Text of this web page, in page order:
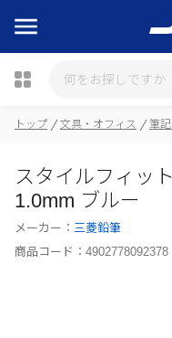
瓶詰
トップ 文具・オフィス 筆
スタイルフィッ
1.0mm ブルー
メーカー： 三菱鉛筆
商品コード： 4902778092378